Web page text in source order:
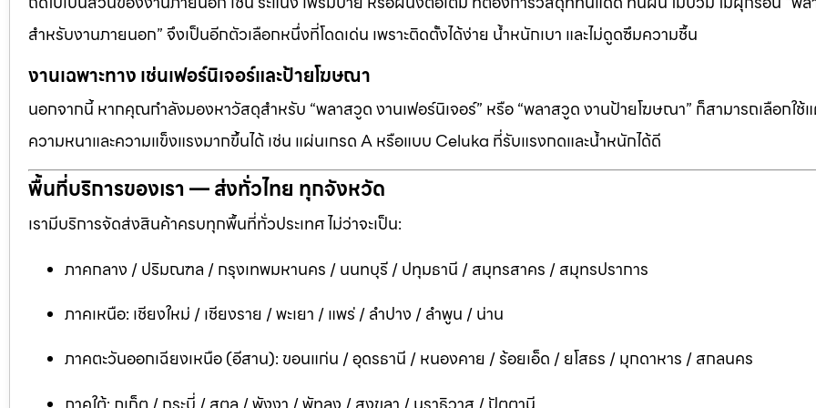
สำหรับงานภายนอก” จึงเป็นอีกตัวเลือกหนึ่งที่โดดเด่น เพราะติดตั้งได้ง่าย น้ำหนักเบา และไม่ดูดซึมความชื้น
งานเฉพาะทาง เช่นเฟอร์นิเจอร์และป้ายโฆษณา
นอกจากนี้ หากคุณกำลังมองหาวัสดุสำหรับ “พลาสวูด งานเฟอร์นิเจอร์” หรือ “พลาสวูด งานป้ายโฆษณา” ก็สามารถเลือกใช้
ความหนาและความแข็งแรงมากขึ้นได้ เช่น แผ่นเกรด A หรือแบบ Celuka ที่รับแรงกดและน้ำหนักได้ดี
พื้นที่บริการของเรา — ส่งทั่วไทย ทุกจังหวัด
เรามีบริการจัดส่งสินค้าครบทุกพื้นที่ทั่วประเทศ ไม่ว่าจะเป็น:
ภาคกลาง / ปริมณฑล / กรุงเทพมหานคร / นนทบุรี / ปทุมธานี / สมุทรสาคร / สมุทรปราการ
ภาคเหนือ: เชียงใหม่ / เชียงราย / พะเยา / แพร่ / ลำปาง / ลำพูน / น่าน
ภาคตะวันออกเฉียงเหนือ (อีสาน): ขอนแก่น / อุดรธานี / หนองคาย / ร้อยเอ็ด / ยโสธร / มุกดาหาร / สกลนคร